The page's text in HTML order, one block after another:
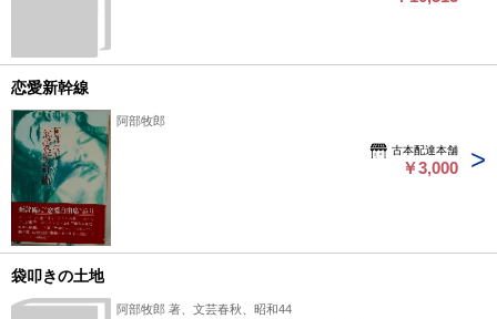
恋愛新幹線
阿部牧郎
古本配達本舗
￥3,000
袋叩きの土地
阿部牧郎 著、文芸春秋、昭和44